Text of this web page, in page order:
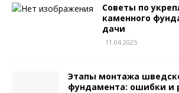
Советы по
каменного
дачи
11.04.2025
Этапы монтажа
фундамента: ошибки и